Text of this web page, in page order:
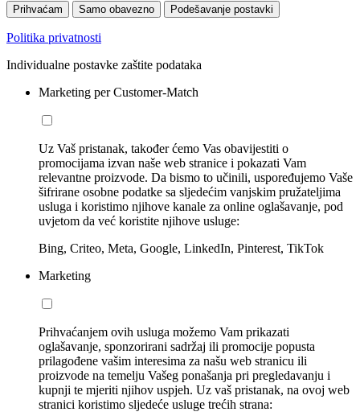
Prihvaćam Samo obavezno Podešavanje postavki
Politika privatnosti
Individualne postavke zaštite podataka
Marketing per Customer-Match
Uz Vaš pristanak, također ćemo Vas obavijestiti o
promocijama izvan naše web stranice i pokazati Vam
relevantne proizvode. Da bismo to učinili, uspoređujemo Vaše
šifrirane osobne podatke sa sljedećim vanjskim pružateljima
usluga i koristimo njihove kanale za online oglašavanje, pod
uvjetom da već koristite njihove usluge:
Bing, Criteo, Meta, Google, LinkedIn, Pinterest, TikTok
Marketing
Prihvaćanjem ovih usluga možemo Vam prikazati
oglašavanje, sponzorirani sadržaj ili promocije popusta
prilagođene vašim interesima za našu web stranicu ili
proizvode na temelju Vašeg ponašanja pri pregledavanju i
kupnji te mjeriti njihov uspjeh. Uz vaš pristanak, na ovoj web
stranici koristimo sljedeće usluge trećih strana: